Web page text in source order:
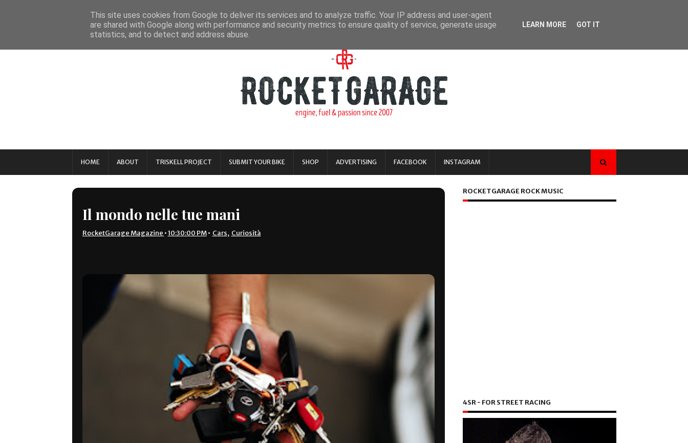
HOME ABOUT TRISKELL PROJECT SUBMIT YOUR BIKE SHOP ADVERTISING FACEBOOK INSTAGRAM
Il mondo nelle tue mani
RocketGarage Magazine •10:30:00 PM • Cars, Curiosità
ROCKETGARAGE ROCK MUSIC
4SR - FOR STREET RACING
This site uses cookies from Google to deliver its services and to analyze traffic. Your IP address and user-agent
are shared with Google along with performance and security metrics to ensure quality of service, generate usage
statistics, and to detect and address abuse.
LEARN MORE GOT IT